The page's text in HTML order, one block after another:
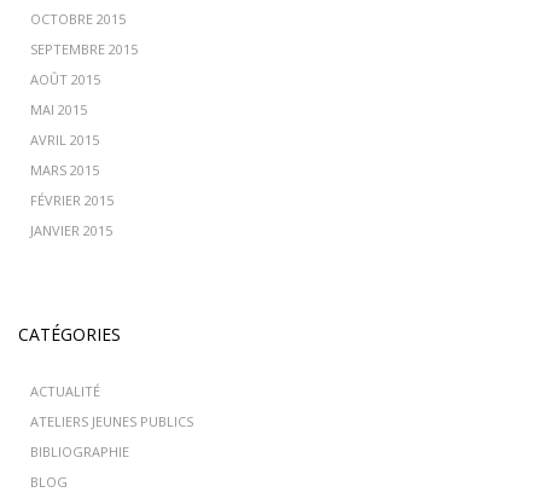
OCTOBRE 2015
SEPTEMBRE 2015
AOÛT 2015
MAI 2015
AVRIL 2015
MARS 2015
FÉVRIER 2015
JANVIER 2015
CATÉGORIES
ACTUALITÉ
ATELIERS JEUNES PUBLICS
BIBLIOGRAPHIE
BLOG